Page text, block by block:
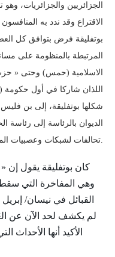
الجزائريين والجزائريات،
الاقتراع وقد ندد به
بوتفليقة فرض بتوافق كل
المرتبطة بالمنظومة على
الاسلامية (حمس) وحتى «
شكلها بوتفليقة، إلى بن
الديوان بالرئاسة إلى رئاسة
تحالفات لشبكات وعصبيات المنظومة.
كان بوتفليقة يقول إن «
وهي المفاخرة التي
لم يكشف لحد الآن عن
الأكيد أنها